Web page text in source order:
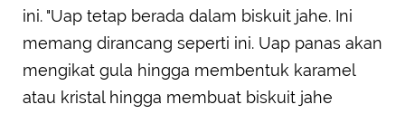
ini. "Uap tetap berada dalam biskuit jahe. Ini
memang dirancang seperti ini. Uap panas akan
mengikat gula hingga membentuk karamel
atau kristal hingga membuat biskuit jahe